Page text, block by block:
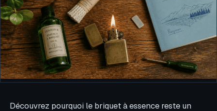
Découvrez pourquoi le briquet à essence reste un